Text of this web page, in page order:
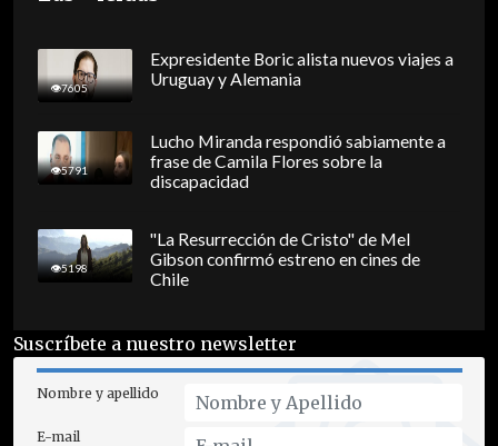
7605
Expresidente Boric alista nuevos viajes a
Uruguay y Alemania
5791
Lucho Miranda respondió sabiamente a
frase de Camila Flores sobre la
discapacidad
5198
"La Resurrección de Cristo" de Mel
Gibson confirmó estreno en cines de
Chile
Suscríbete a nuestro newsletter
Nombre y apellido
E-mail